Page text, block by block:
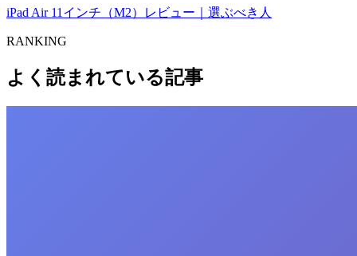
iPad Air 11インチ（M2）レビュー｜選ぶべき人
RANKING
よく読まれている記事